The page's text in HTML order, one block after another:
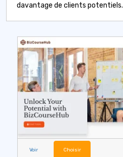
davantage de clients potentiels.
Voir Choisir